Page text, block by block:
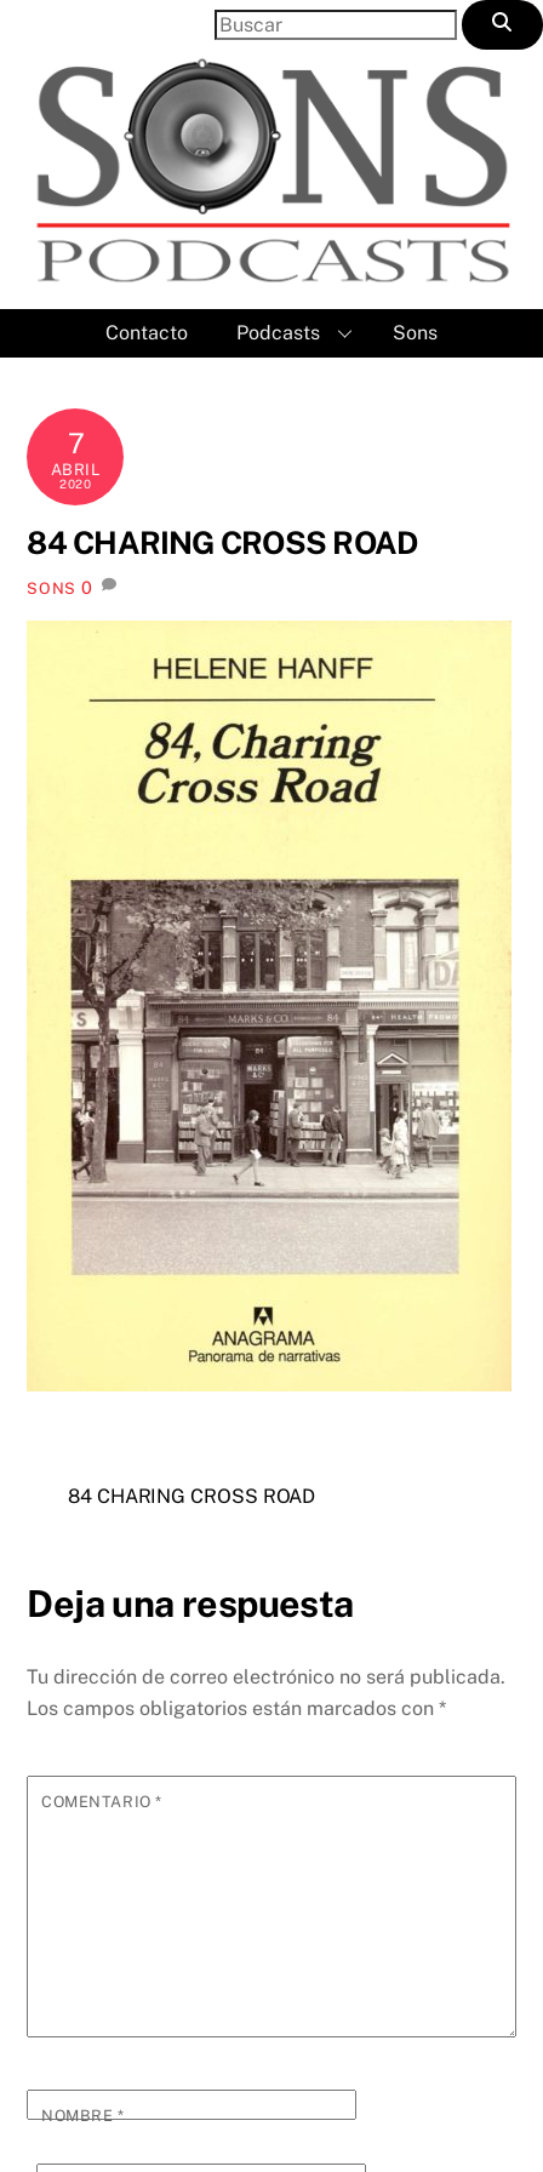
content
Contacto Podcasts Sons
7
ABRIL
2020
84 CHARING CROSS ROAD
SONS 0
84 CHARING CROSS ROAD
Deja una respuesta
Tu dirección de correo electrónico no será publicada.
Los campos obligatorios están marcados con*
COMENTARIO*
NOMBRE*